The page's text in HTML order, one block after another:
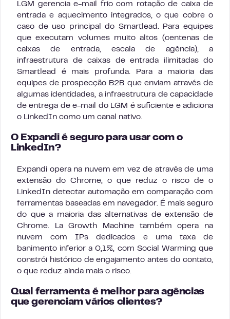
LGM gerencia e-mail frio com rotação de caixa de
entrada e aquecimento integrados, o que cobre o
caso de uso principal do Smartlead. Para equipes
que executam volumes muito altos (centenas de
caixas de entrada, escala de agência), a
infraestrutura de caixas de entrada ilimitadas do
Smartlead é mais profunda. Para a maioria das
equipes de prospecção B2B que enviam através de
algumas identidades, a infraestrutura de capacidade
de entrega de e-mail do LGM é suficiente e adiciona
o LinkedIn como um canal nativo.
O Expandi é seguro para usar com o
LinkedIn?
Expandi opera na nuvem em vez de através de uma
extensão do Chrome, o que reduz o risco de o
LinkedIn detectar automação em comparação com
ferramentas baseadas em navegador. É mais seguro
do que a maioria das alternativas de extensão de
Chrome. La Growth Machine também opera na
nuvem com IPs dedicados e uma taxa de
banimento inferior a 0,1%, com Social Warming que
constrói histórico de engajamento antes do contato,
o que reduz ainda mais o risco.
Qual ferramenta é melhor para agências
que gerenciam vários clientes?